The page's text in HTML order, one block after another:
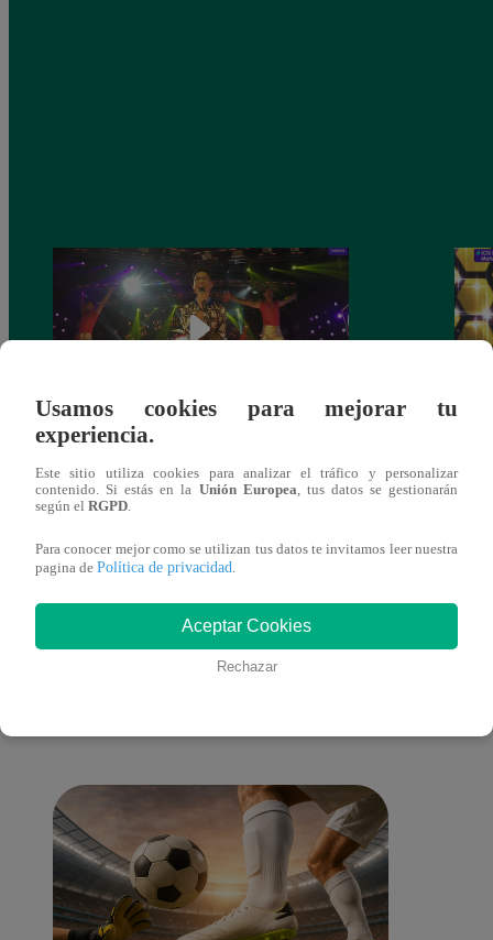
cumplieron los finalistas este sábado
de
También te puede
Usamos cookies para mejorar tu
experiencia.
Este sitio utiliza cookies para analizar el tráfico y personalizar
contenido. Si estás en la Unión Europea , tus datos se gestionarán
según el RGPD
Para conocer mejor como se utilizan tus datos te invitamos leer nuestra
pagina de Política de privacidad
Aceptar Cookies
Rechazar